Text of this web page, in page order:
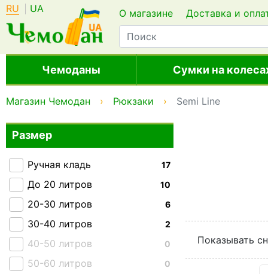
RU UA О магазине Доставка и
Чемоданы Сумки на
Магазин Чемодан Рюкзаки Semi Line
Показывать
Размер
17
Ручная кладь
10
До 20 литров
6
20-30 литров
2
30-40 литров
0
40-50 литров
0
50-60 литров